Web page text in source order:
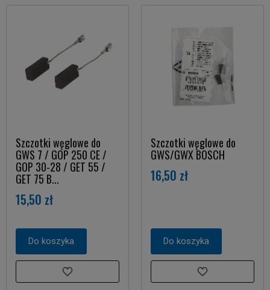
Szczotki węglowe do
GWS 7 / GOP 250 CE /
GOP 30-28 / GET 55 /
GET 75 B...
15,50 zł
Do koszyka
Szczotki węglowe do
GWS/GWX BOSCH
16,50 zł
Do koszyka